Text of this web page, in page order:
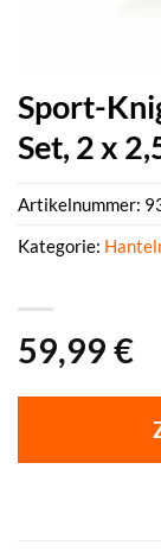
Sport-
Set, 2 x
59,99 €
Artikelnummer:
Kategorie: